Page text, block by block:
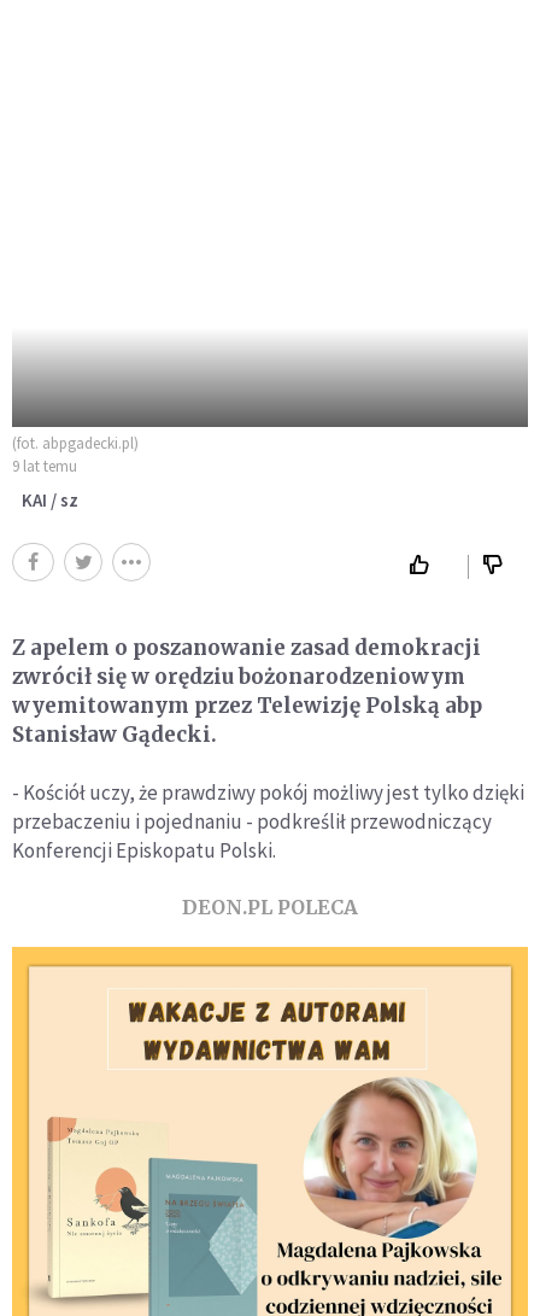
(fot. abpgadecki.pl)
9 lat temu
KAI / sz
Z apelem o poszanowanie zasad demokracji
zwrócił się w orędziu bożonarodzeniowym
wyemitowanym przez Telewizję Polską abp
Stanisław Gądecki.
- Kościół uczy, że prawdziwy pokój możliwy jest tylko dzięki
przebaczeniu i pojednaniu - podkreślił przewodniczący
Konferencji Episkopatu Polski.
DEON.PL POLECA